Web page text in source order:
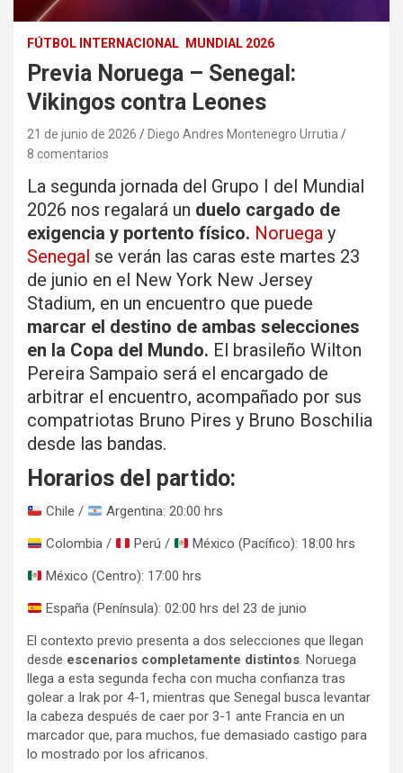
FÚTBOL INTERNACIONAL MUNDIAL 2026
Previa Noruega – Senegal:
Vikingos contra Leones
21 de junio de 2026
Diego Andres Montenegro Urrutia
8 comentarios
La segunda jornada del Grupo I del Mundial
2026 nos regalará un duelo cargado de
exigencia y portento físico. Noruega y
Senegal se verán las caras este martes 23
de junio en el New York New Jersey
Stadium, en un encuentro que puede
marcar el destino de ambas selecciones
en la Copa del Mundo. El brasileño Wilton
Pereira Sampaio será el encargado de
arbitrar el encuentro, acompañado por sus
compatriotas Bruno Pires y Bruno Boschilia
desde las bandas.
Horarios del partido:
Chile /
Argentina: 20:00 hrs
Colombia /
Perú /
México (Pacífico): 18:00 hrs
México (Centro): 17:00 hrs
España (Península): 02:00 hrs del 23 de junio
El contexto previo presenta a dos selecciones que llegan
desde escenarios completamente distintos. Noruega
llega a esta segunda fecha con mucha confianza tras
golear a Irak por 4-1, mientras que Senegal busca levantar
la cabeza después de caer por 3-1 ante Francia en un
marcador que, para muchos, fue demasiado castigo para
lo mostrado por los africanos.